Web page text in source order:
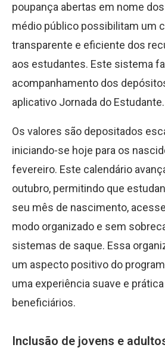
poupança abertas em nome
médio público possibilitam um
transparente e eficiente dos
aos estudantes. Este sistema
acompanhamento dos
aplicativo Jornada do Estudante.
Os valores são depositados
iniciando-se hoje para os
fevereiro. Este calendário
outubro, permitindo que
seu mês de nascimento,
modo organizado e sem
sistemas de saque. Essa
um aspecto positivo do
uma experiência suave e
beneficiários.
Inclusão de jovens e